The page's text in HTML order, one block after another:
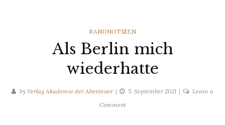
CATEGORIES
RANDNOTIZEN
Als Berlin mich
wiederhatte
by Verlag Akademie der Abenteuer 5. September 2021
Leave a
Commenton